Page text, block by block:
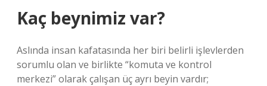
Kaç beynimiz var?
Aslında insan kafatasında her biri belirli işlevlerden
sorumlu olan ve birlikte “komuta ve kontrol
merkezi” olarak çalışan üç ayrı beyin vardır;